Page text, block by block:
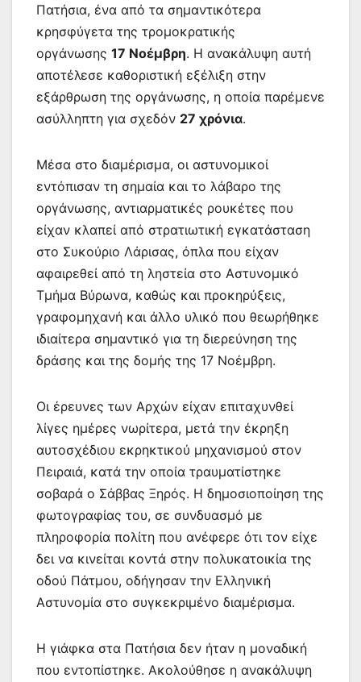
Πατήσια, ένα από τα σημαντικότερα
κρησφύγετα της τρομοκρατικής
οργάνωσης 17 Νοέμβρη. Η ανακάλυψη αυτή
αποτέλεσε καθοριστική εξέλιξη στην
εξάρθρωση της οργάνωσης, η οποία παρέμενε
ασύλληπτη για σχεδόν 27 χρόνια.
Μέσα στο διαμέρισμα, οι αστυνομικοί
εντόπισαν τη σημαία και το λάβαρο της
οργάνωσης, αντιαρματικές ρουκέτες που
είχαν κλαπεί από στρατιωτική εγκατάσταση
στο Συκούριο Λάρισας, όπλα που είχαν
αφαιρεθεί από τη ληστεία στο Αστυνομικό
Τμήμα Βύρωνα, καθώς και προκηρύξεις,
γραφομηχανή και άλλο υλικό που θεωρήθηκε
ιδιαίτερα σημαντικό για τη διερεύνηση της
δράσης και της δομής της 17 Νοέμβρη.
Οι έρευνες των Αρχών είχαν επιταχυνθεί
λίγες ημέρες νωρίτερα, μετά την έκρηξη
αυτοσχέδιου εκρηκτικού μηχανισμού στον
Πειραιά, κατά την οποία τραυματίστηκε
σοβαρά ο Σάββας Ξηρός. Η δημοσιοποίηση της
φωτογραφίας του, σε συνδυασμό με
πληροφορία πολίτη που ανέφερε ότι τον είχε
δει να κινείται κοντά στην πολυκατοικία της
οδού Πάτμου, οδήγησαν την Ελληνική
Αστυνομία στο συγκεκριμένο διαμέρισμα.
Η γιάφκα στα Πατήσια δεν ήταν η μοναδική
που εντοπίστηκε. Ακολούθησε η ανακάλυψη